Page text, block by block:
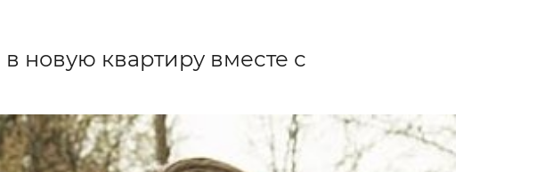
новую квартиру вместе с